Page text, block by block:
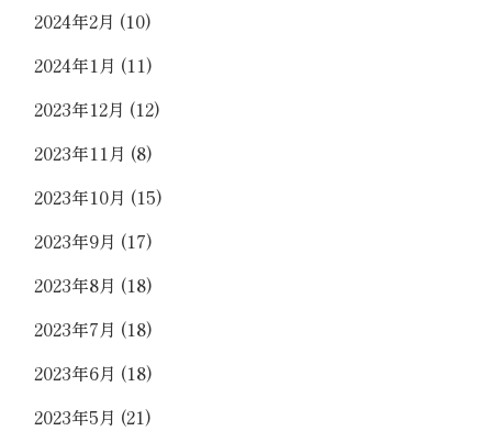
2024年2月 (10)
2024年1月 (11)
2023年12月 (12)
2023年11月 (8)
2023年10月 (15)
2023年9月 (17)
2023年8月 (18)
2023年7月 (18)
2023年6月 (18)
2023年5月 (21)